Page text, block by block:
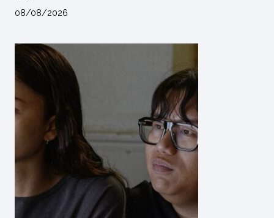
08/08/2026